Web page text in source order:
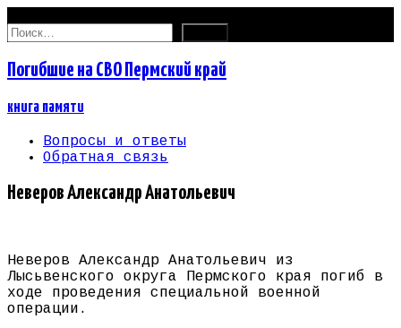
Найти:
Погибшие на СВО Пермский край
книга памяти
Вопросы и ответы
Обратная связь
Неверов Александр Анатольевич
Неверов Александр Анатольевич из
Лысьвенского округа Пермского края погиб в
ходе проведения специальной военной
операции.